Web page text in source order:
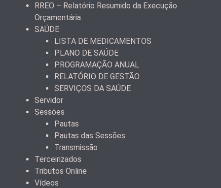
RREO – Relatório Resumido da Execução
Orçamentária
SAÚDE
LISTA DE MEDICAMENTOS
PLANO DE SAÚDE
PROGRAMAÇÃO ANUAL
RELATÓRIO DE GESTÃO
SERVIÇOS DA SAÚDE
Servidor
Sessões
Pautas
Pautas das Sessões
Transmissão
Terceirizados
Tributos Online
Vídeos